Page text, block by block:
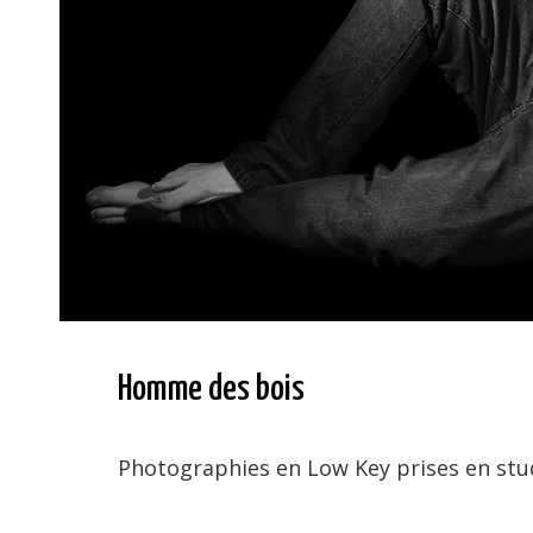
Homme des bois
Photographies en Low Key prises en